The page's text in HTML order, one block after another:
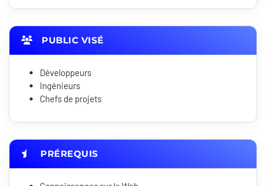
PUBLIC VISÉ
Développeurs
Ingénieurs
Chefs de projets
PRÉREQUIS